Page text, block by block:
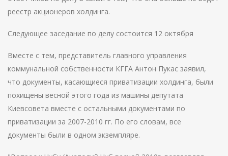
реестр акционеров холдинга.
Следующее заседание по делу состоится 12 октября
Вместе с тем, представитель главного управления
коммунальной собственности КГГА Антон Пукас заявил,
что документы, касающиеся приватизации холдинга, были
похищены весной этого года из машины депутата
Киевсовета вместе с остальными документами по
приватизации за 2007-2010 гг. По его словам, все
документы были в одном экземпляре.